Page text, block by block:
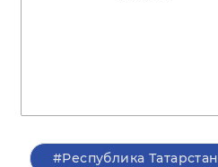
#Республика Татарстан